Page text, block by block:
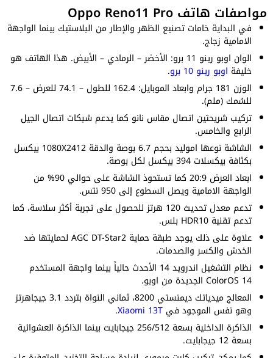
مواصفات هاتف Oppo Reno11 Pro
في البداية خامات تصنيع الظهر والإطار من البلاستيك بينما الواجهة
الامامية زجاج.
الوان اوبو رينو 11 برو: الأخضر – الرمادي – الأبيض. هذا الهاتف هو
خليفة اوبو رينو 10 برو
.
الوزن 181 جرام وابعاد الموبايل: 162.4 للطول – 74.1 للعرض – 7.6
للسُمك (ملم).
تركيب شريحتين اتصال مقاس نانو كما يدعم شبكات اتصال الجيل
الرابع والخامس.
الشاشة نوعها اموليد بحجم 6.7 بوصة والدقة 1080X2412 بيكسل
بكثافة بيكسلات 394 بيكسل لكل بوصة.
ابعاد العرض 20:9 كما تستحوذ الشاشة على حوالي 90% من
الواجهة الامامية ويصل السطوع إلى 950 نتس.
تدعم معدل تحديث 120 هرتز للحصول على تجربة أكثر سلاسة، كما
تدعم تقنية HDR10 بلس.
علاوة على ذلك يوجد طبقة حماية AGC DT-Star2 لحمايتها ضد
الخدش والكسر والصدمات.
نظام التشغيل اندرويد 14 الأحدث حالياً بينما واجهة المستخدم
ColorOS 14 الجديدة من اوبو.
المعالج ميدياتك ديمنستي 8200، ثماني النواة بتردد 3.1 جيجاهرتز
وهو نفس الموجود في Xiaomi 13T
.
الذاكرة الداخلية بسعة 256/512 جيجابايت بينما الذاكرة العشوائية
بسعة 12 جيجابايت.